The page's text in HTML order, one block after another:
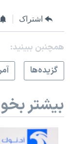
اشتراک
همچنبن ببینید:
گزيده‌ها
بیشتر